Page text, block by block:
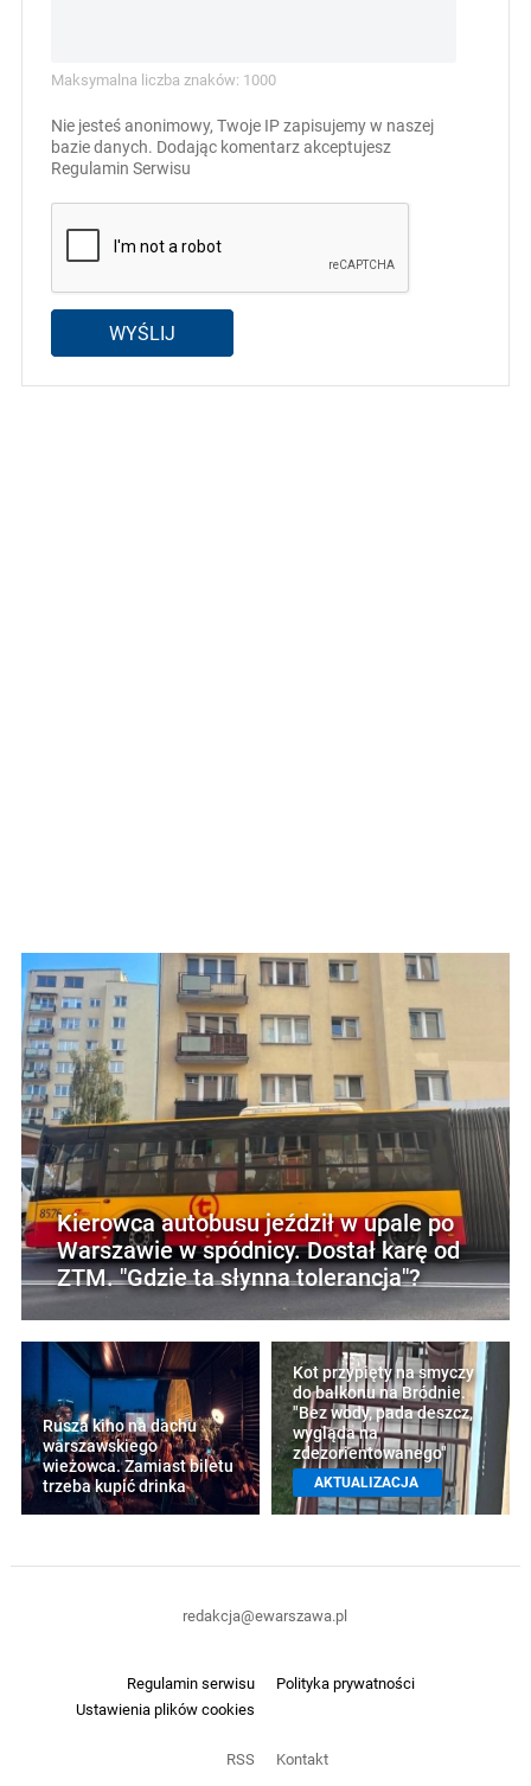
Maksymalna liczba znaków: 1000
Nie jesteś anonimowy, Twoje IP zapisujemy w naszej
bazie danych. Dodając komentarz akceptujesz
Regulamin Serwisu
WYŚLIJ
Kierowca autobusu jeździł w upale po
Warszawie w spódnicy. Dostał karę od
ZTM. "Gdzie ta słynna tolerancja"?
Rusza kino na dachu
warszawskiego
wieżowca. Zamiast biletu
trzeba kupić drinka
Kot przypięty na smyczy
do balkonu na Bródnie.
"Bez wody, pada deszcz,
wygląda na
zdezorientowanego"
AKTUALIZACJA
Regulamin serwisu
Polityka prywatności
Ustawienia plików cookies
RSS Kontakt
redakcja@ewarszawa.pl